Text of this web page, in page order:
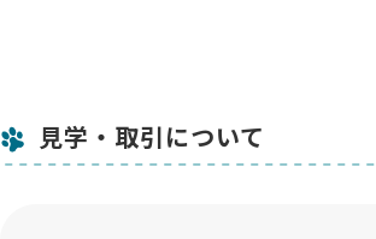
見学・取引について